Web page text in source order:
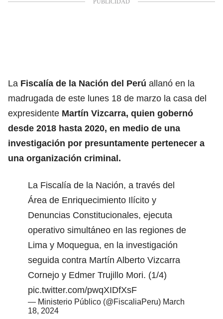
La Fiscalía de la Nación del Perú allanó en la
madrugada de este lunes 18 de marzo la casa del
expresidente Martín Vizcarra, quien gobernó
desde 2018 hasta 2020, en medio de una
investigación por presuntamente pertenecer a
una organización criminal.
La Fiscalía de la Nación, a través del
Área de Enriquecimiento Ilícito y
Denuncias Constitucionales, ejecuta
operativo simultáneo en las regiones de
Lima y Moquegua, en la investigación
seguida contra Martín Alberto Vizcarra
Cornejo y Edmer Trujillo Mori. (1/4)
pic.twitter.com/pwqXIDfXsF
— Ministerio Público (@FiscaliaPeru) March
18, 2024